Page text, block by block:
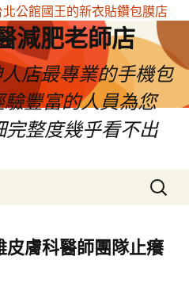
減肥老師店
店最專業的手機包
驗豐富的人員為您
完整度幾乎看不出
搜
尋
鍵
字:
皮膚科醫師團隊止癢